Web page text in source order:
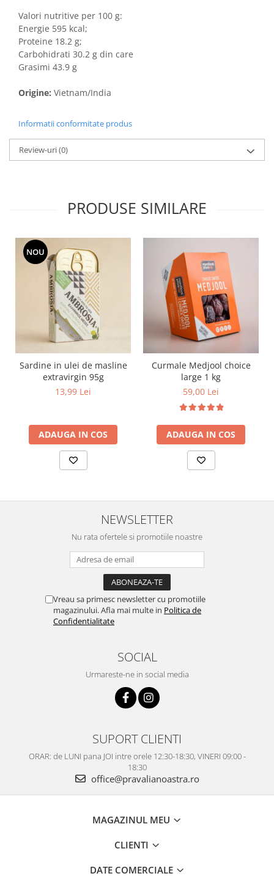
Valori nutritive per 100 g:
Energie 595 kcal;
Proteine 18.2 g;
Carbohidrati 30.2 g din care
Grasimi 43.9 g
Origine: Vietnam/India
Informatii conformitate produs
Review-uri(0)
PRODUSE SIMILARE
NOU
Sardine in ulei de masline
extravirgin 95g
13,99 Lei
ADAUGA IN COS
Curmale Medjool choice
large 1 kg
59,00 Lei
ADAUGA IN COS
NEWSLETTER
Nu rata ofertele si promotiile noastre
Vreau sa primesc newsletter cu promotiile
magazinului. Afla mai multe in Politica de
Confidentialitate
SOCIAL
Urmareste-ne in social media
SUPORT CLIENTI
ORAR: de LUNI pana JOI intre orele 12:30-18:30, VINERI 09:00 -
18:30
office@pravalianoastra.ro
MAGAZINUL MEU
CLIENTI
DATE COMERCIALE